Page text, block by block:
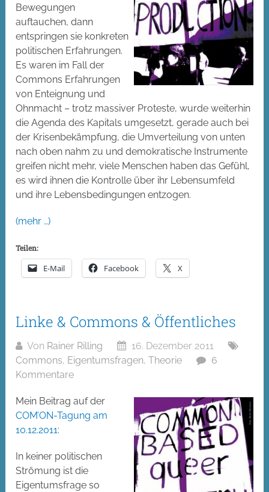
Bewegungen
auftauchen, dann
entspringen sie konkreten
politischen Erfahrungen.
Es waren im Fall der
Commons Erfahrungen
von Enteignung und
Ohnmacht – trotz massiver Proteste, wurde weiterhin
die Agenda des Kapitals umgesetzt, gerade auch bei
der Krisenbekämpfung, die Umverteilung von unten
nach oben nahm zu und demokratische Instrumente
greifen nicht mehr, viele Menschen haben das Gefühl,
es wird ihnen die Kontrolle über ihr Lebensumfeld
und ihre Lebensbedingungen entzogen.
(mehr …)
Teilen:
E-Mail Facebook X
Linke & Commons & Öffentliches
Von Rainer Rilling
16. Dezember 2011
Commons, Eigentumsfragen,Theorie
6
Kommentare
Mein Beitrag auf der
COM’ON-Tagung am
10.12.2011:
In keiner politischen
Strömung ist die
Eigentumsfrage so